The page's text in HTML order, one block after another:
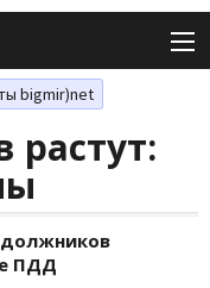
bigmir)net
растут:
должников
ПДД